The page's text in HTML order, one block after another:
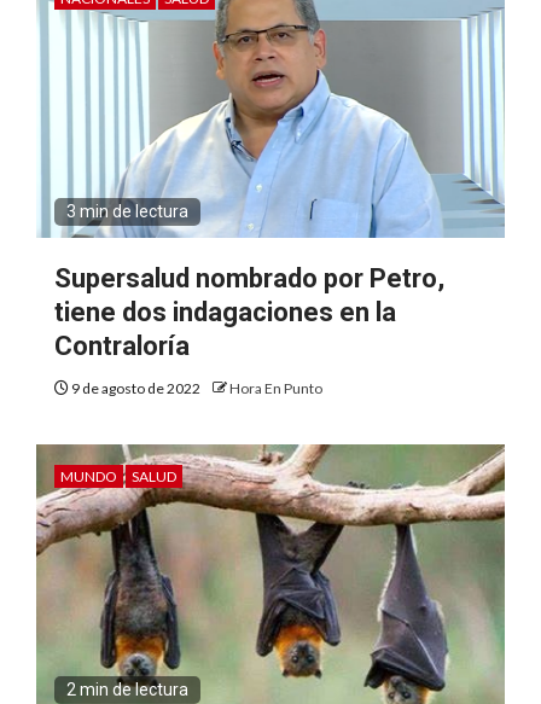
3 min de lectura
Supersalud nombrado por Petro,
tiene dos indagaciones en la
Contraloría
9 de agosto de 2022 Hora En Punto
MUNDO SALUD
2 min de lectura